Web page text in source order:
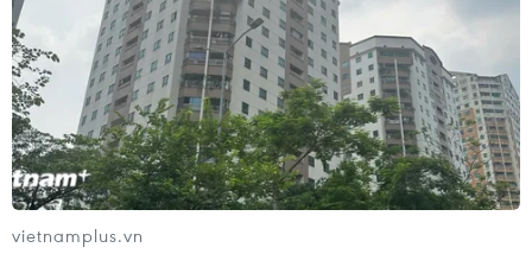
vietnamplus.vn